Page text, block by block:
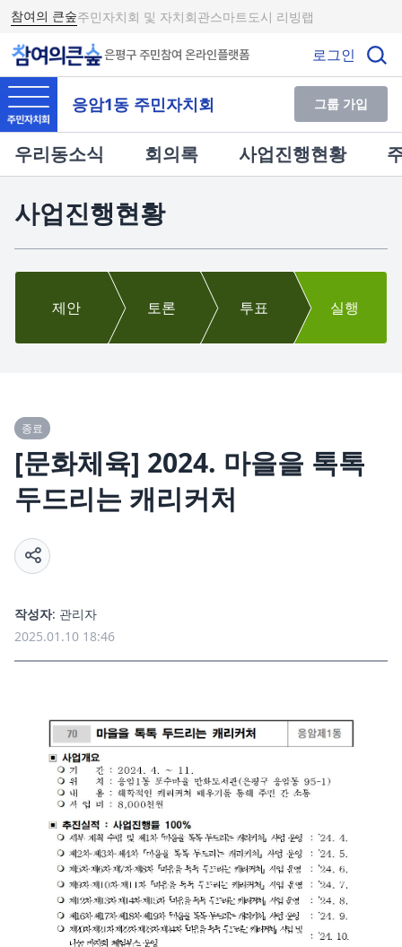
참여의 큰숲주민자치회 및 자치회관스마트도시 리빙랩
은평구 주민참여 온라인플랫폼 로그인
응암1동 주민자치회 그룹 가입
우리동소식 회의록 사업진행현황
사업진행현황
제안 토론 투표 실행
종료
[문화체육] 2024. 마을을 톡톡
두드리는 캐리커처
작성자: 관리자
2025.01.10 18:46